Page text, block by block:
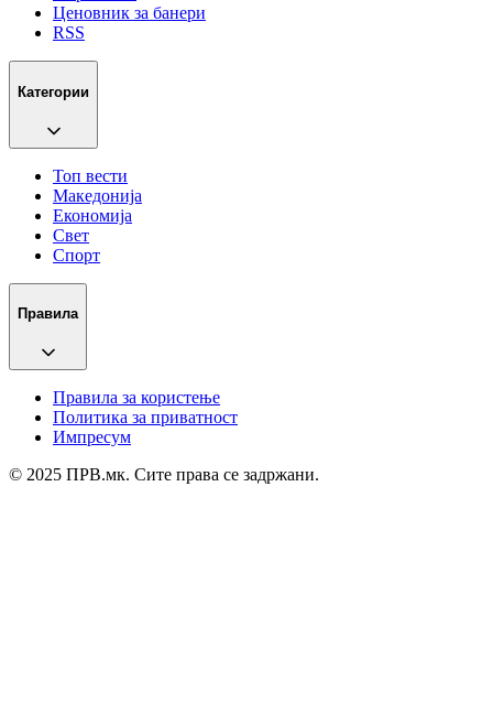
Ценовник за банери
RSS
Категории
Топ вести
Македонија
Економија
Свет
Спорт
Правила
Правила за користење
Политика за приватност
Импресум
© 2025 ПРВ.мк. Сите права се задржани.